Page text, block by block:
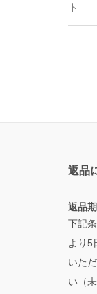
ト
返品
返品
下記
より5
いた
い（